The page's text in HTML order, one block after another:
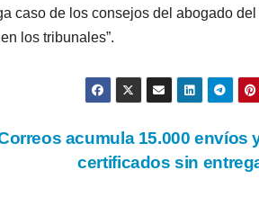
caso de los consejos del abogado del
los tribunales”.
acumula 15.000 envíos
certificados sin